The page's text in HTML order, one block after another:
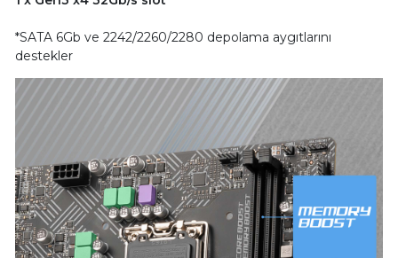
*SATA 6Gb ve 2242/2260/2280 depolama aygıtlarını
destekler